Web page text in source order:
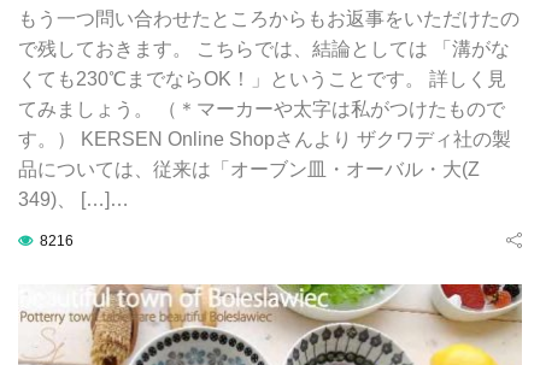
もう一つ問い合わせたところからもお返事をいただけたの
で残しておきます。 こちらでは、結論としては 「溝がな
くても230℃までならOK！」ということです。 詳しく見
てみましょう。 （＊マーカーや太字は私がつけたもので
す。） KERSEN Online Shopさんより ザクワディ社の製
品については、従来は「オーブン皿・オーバル・大(Z
349)、 […]…
8216